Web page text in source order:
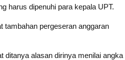
harus dipenuhi para kepala UPT.
tambahan pergeseran anggaran
ditanya alasan dirinya menilai angka